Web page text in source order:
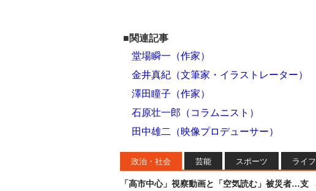
■関連記事
堂場瞬一（作家）
金井真紀（文筆家・イラストレーター）
澤田瞳子（作家）
石原壮一郎（コラムニスト）
田中雄二（映像プロデューサー）
政治・社会 芸能 スポーツ ライフ
「高市中心」視察動画と「空気読む」被災者…支